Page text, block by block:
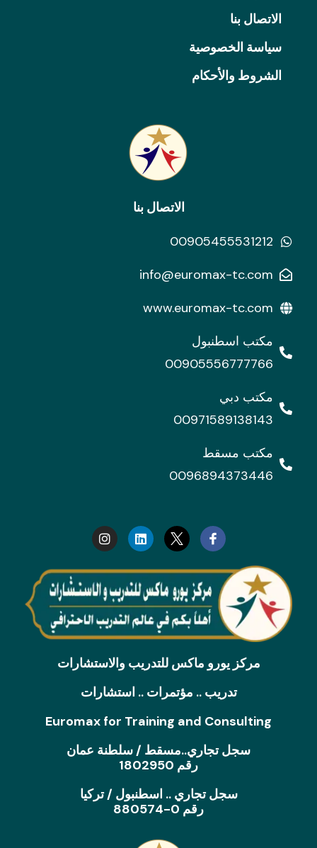
الاتصال بنا
سياسة الخصوصية
الشروط والأحكام
الاتصال بنا
00905455531212
info@euromax-tc.com
www.euromax-tc.com
مكتب اسطنبول
00905556777766
مكتب دبي
00971589138143
مكتب مسقط
0096894373446
n
k
d
i
n
s
t
g
r
a
m
مركز يورو ماكس للتدريب والاستشارات
تدريب .. مؤتمرات .. استشارات
Euromax for Training and Consulting
سجل تجاري..مسقط / سلطنة عمان
رقم 1802950
سجل تجاري .. اسطنبول / تركيا
رقم 0-880574